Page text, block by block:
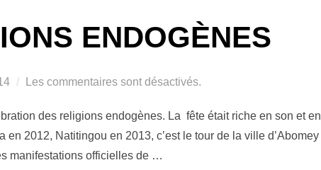
ENDOGÈNES
Les commentaires sont désactivés.
des religions endogènes. La fête était riche en son et en
2012, Natitingou en 2013, c’est le tour de la ville d’Abomey
manifestations officielles de …